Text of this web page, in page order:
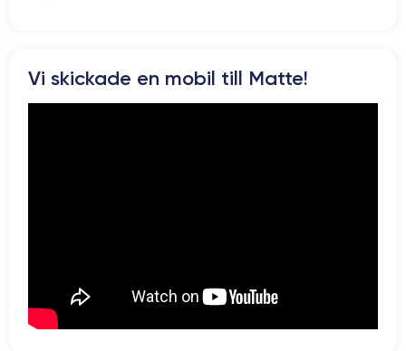
Vi skickade en mobil till Matte!